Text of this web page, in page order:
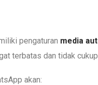
pengaturan media
terbatas dan tidak
akan: